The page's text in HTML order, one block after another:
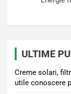
ULTIME
Creme solari,
utile conoscere